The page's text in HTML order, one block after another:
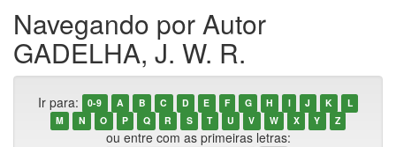
Navegando por Autor
GADELHA, J. W. R.
Ir para: 0-9 A B C D E F G H I J K
L
M
N O P Q R S T U V W X Y Z
ou entre com as primeiras letras: